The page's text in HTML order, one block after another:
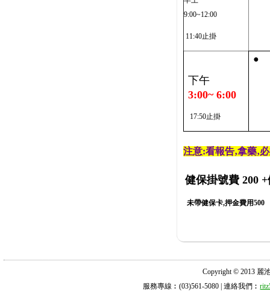
9:00~12:00
11:40止掛
下午
3:00~ 6:00
17:50止掛
●
注意:看報告‚拿藥‚
健保掛號費 200 +
未帶健保卡,押金費用500
Copyright © 2013 麗
服務專線︰(03)561-5080 | 連絡我們︰